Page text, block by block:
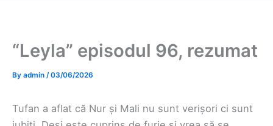
“Leyla” episodul 96, rezumat
By admin /03/06/2026
Tufan a aflat că Nur și Mali nu sunt verișori ci sunt